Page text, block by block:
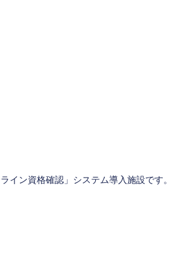
ン資格確認」システム導入施設です。